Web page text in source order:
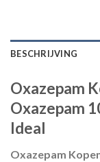
BESCHRIJVING
Oxazepam
Oxazepam
Ideal
Oxazepam